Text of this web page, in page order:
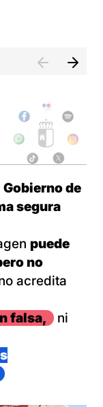
Gobierno de
segura
puede
no
acredita
falsa,
ni